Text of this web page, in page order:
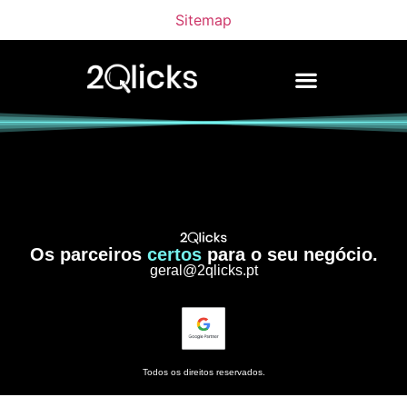
Sitemap
Os parceiros certospara o seu negócio.
geral@2qlicks.pt
Todos os direitos reservados.